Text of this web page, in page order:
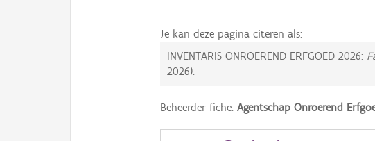
Je kan deze pagina citeren als:
INVENTARIS ONROEREND ERFGOED 2026:
2026).
Beheerder fiche:Agentschap Onroerend